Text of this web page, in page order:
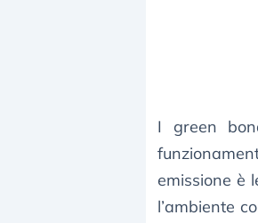
I green
emissione è
l’ambiente